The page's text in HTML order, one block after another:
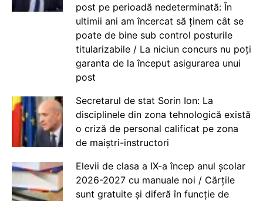
post pe perioadă nedeterminată: În
ultimii ani am încercat să ținem cât se
poate de bine sub control posturile
titularizabile / La niciun concurs nu poți
garanta de la început asigurarea unui
post
Secretarul de stat Sorin Ion: La
disciplinele din zona tehnologică există
o criză de personal calificat pe zona
de maiștri-instructori
Elevii de clasa a IX-a încep anul școlar
2026-2027 cu manuale noi / Cărțile
sunt gratuite și diferă în funcție de